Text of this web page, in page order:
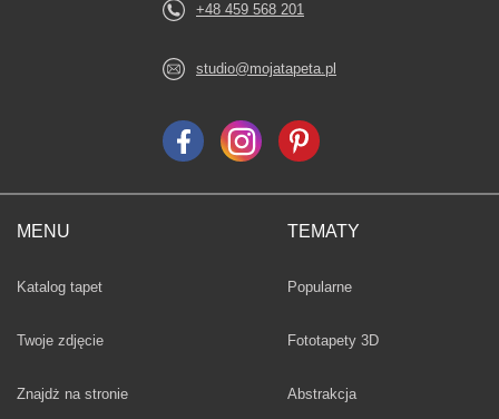
MENU
Katalog tapet
Twoje zdjęcie
Znajdż na stronie
TEMATY
Fototapety
Popularne
Fototapety 3D
Fototapety
Abstrakcja
+48 459 568 201
studio@mojatapeta.pl